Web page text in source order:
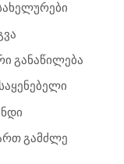
განაწილება
გამძლე